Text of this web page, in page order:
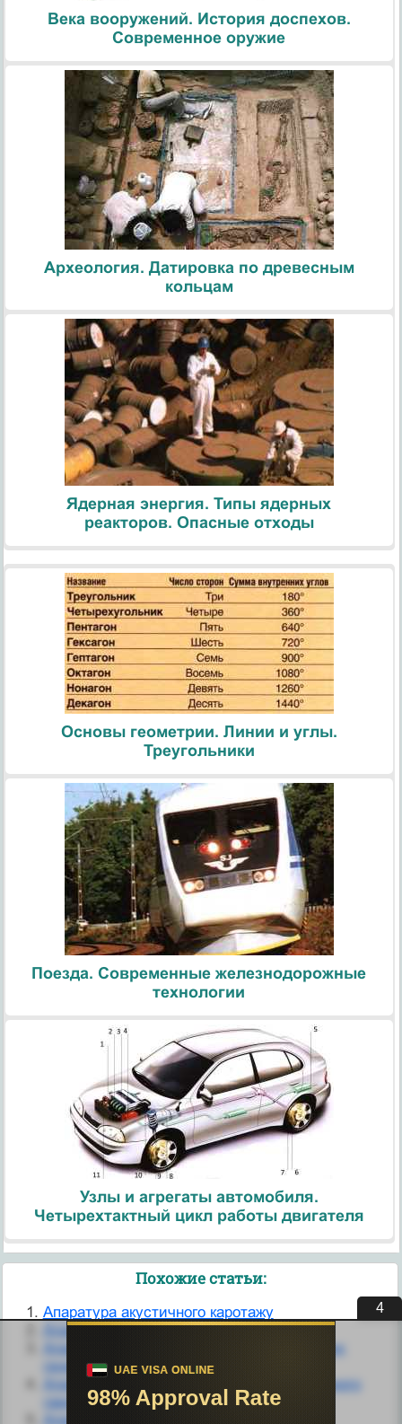
Века вооружений. История доспехов.
Современное оружие
Археология. Датировка по древесным
кольцам
Ядерная энергия. Типы ядерных
реакторов. Опасные отходы
Основы геометрии. Линии и углы.
Треугольники
Поезда. Современные железнодорожные
технологии
Узлы и агрегаты автомобиля.
Четырехтактный цикл работы двигателя
Похожие статьи:
Апаратура акустичного каротажу
Апаратура для газового зварювання
Апаратура захисту і управління авіаційних
генераторів
Апаратура і методика проведення густинного
гамма-гамма-каротажу
Апаратура методу МС
3